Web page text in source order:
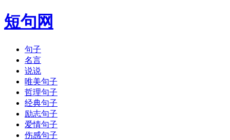
短句网
句子
名言
说说
唯美句子
哲理句子
经典句子
励志句子
爱情句子
伤感句子